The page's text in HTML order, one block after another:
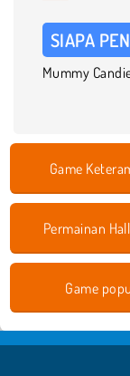
SIAPA
Mummy
Game
Permainan
Game